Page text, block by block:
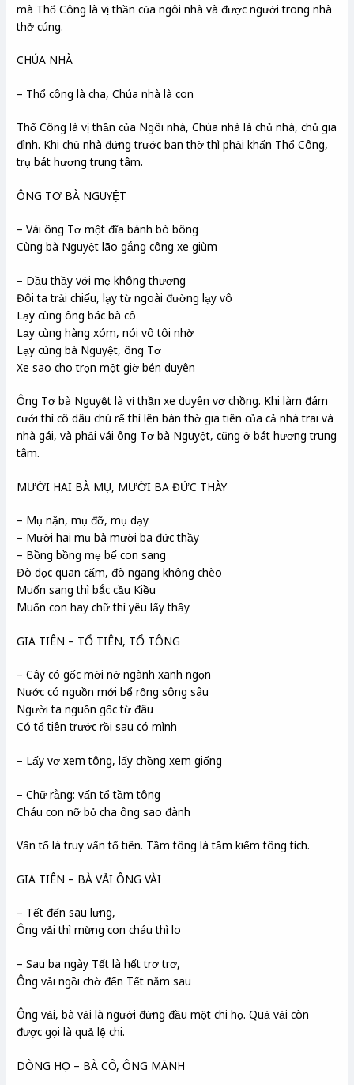
mà Thổ Công là vị thần của ngôi nhà và được người trong nhà
thở cúng.
CHÚA NHÀ
– Thổ công là cha, Chúa nhà là con
Thổ Công là vị thần của Ngôi nhà, Chúa nhà là chủ nhà, chủ gia
đình. Khi chủ nhà đứng trước ban thờ thì phải khấn Thổ Công,
trụ bát hương trung tâm.
ÔNG TƠ BÀ NGUYỆT
– Vái ông Tơ một đĩa bánh bò bông
Cùng bà Nguyệt lão gắng công xe giùm
– Dầu thầy với mẹ không thương
Đôi ta trải chiếu, lạy từ ngoài đường lạy vô
Lạy cùng ông bác bà cô
Lạy cùng hàng xóm, nói vô tôi nhờ
Lạy cùng bà Nguyệt, ông Tơ
Xe sao cho trọn một giờ bén duyên
Ông Tơ bà Nguyệt là vị thần xe duyên vợ chồng. Khi làm đám
cưới thì cô dâu chú rể thì lên bàn thờ gia tiên của cả nhà trai và
nhà gái, và phải vái ông Tơ bà Nguyệt, cũng ở bát hương trung
tâm.
MƯỜI HAI BÀ MỤ, MƯỜI BA ĐỨC THÀY
– Mụ nặn, mụ đỡ, mụ dạy
– Mười hai mụ bà mười ba đức thầy
– Bồng bồng mẹ bế con sang
Đò dọc quan cấm, đò ngang không chèo
Muốn sang thì bắc cầu Kiều
Muốn con hay chữ thì yêu lấy thầy
GIA TIÊN – TỔ TIÊN, TỔ TÔNG
– Cây có gốc mới nở ngành xanh ngọn
Nước có nguồn mới bể rộng sông sâu
Người ta nguồn gốc từ đâu
Có tổ tiên trước rồi sau có mình
– Lấy vợ xem tông, lấy chồng xem giống
– Chữ rằng: vấn tổ tầm tông
Cháu con nỡ bỏ cha ông sao đành
Vấn tổ là truy vấn tổ tiên. Tầm tông là tầm kiếm tông tích.
GIA TIÊN – BÀ VẢI ÔNG VÀI
– Tết đến sau lưng,
Ông vải thì mừng con cháu thì lo
– Sau ba ngày Tết là hết trơ trơ,
Ông vải ngồi chờ đến Tết năm sau
Ông vải, bà vải là người đứng đầu một chi họ. Quả vải còn
được gọi là quả lệ chi.
DÒNG HỌ – BÀ CÔ, ÔNG MÃNH